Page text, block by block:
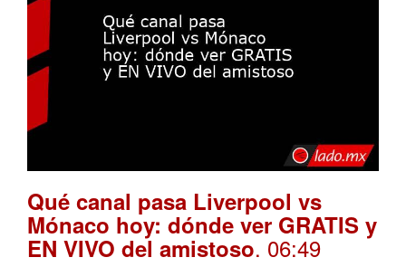
Qué canal pasa Liverpool vs
Mónaco hoy: dónde ver GRATIS y
EN VIVO del amistoso. 06:49